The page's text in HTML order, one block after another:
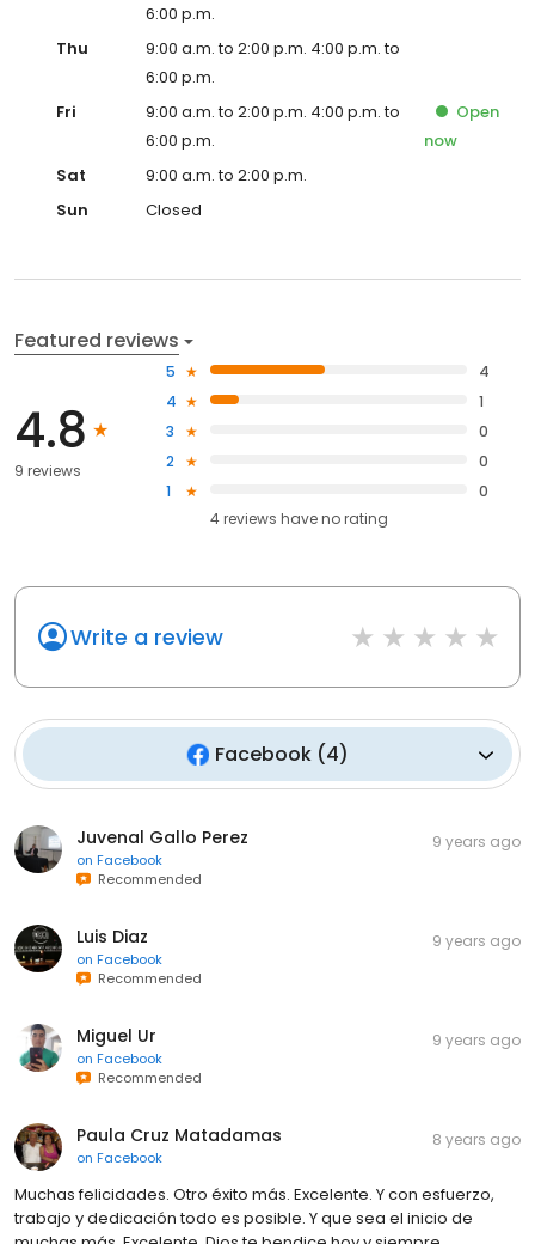
6:00 p.m.
Thu
9:00 a.m. to 2:00 p.m. 4:00 p.m. to
6:00 p.m.
Fri
9:00 a.m. to 2:00 p.m. 4:00 p.m. to
6:00 p.m.
Open
now
Sat
9:00 a.m. to 2:00 p.m.
Sun
Closed
Featured reviews
4.8
9 reviews
5
4
4
1
3
0
2
0
1
0
4reviews haveno rating
Write a review
Facebook (4)
Juvenal Gallo Perez
on Facebook
Recommended
9 years ago
Luis Diaz
on Facebook
Recommended
9 years ago
Miguel Ur
on Facebook
Recommended
9 years ago
Paula Cruz Matadamas
on Facebook
8 years ago
Muchas felicidades. Otro éxito más. Excelente. Y con esfuerzo,
trabajo y dedicación todo es posible. Y que sea el inicio de